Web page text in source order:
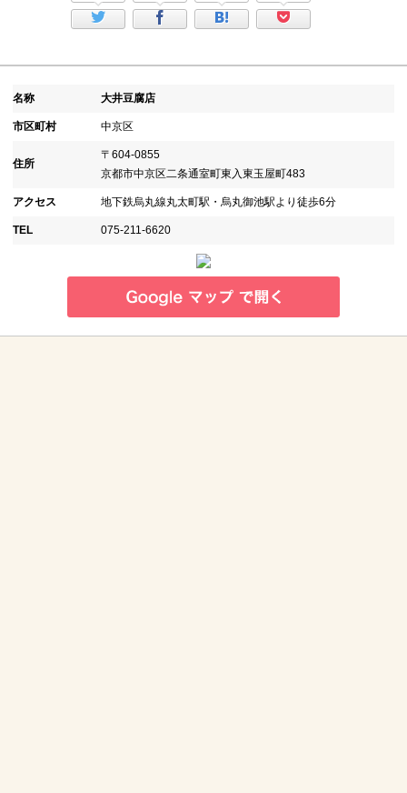
名称 大井豆腐店
市区町村 中京区
住所
〒604-0855
京都市中京区二条通室町東入東玉屋町483
アクセス 地下鉄烏丸線丸太町駅・烏丸御池駅より徒歩6分
TEL 075-211-6620